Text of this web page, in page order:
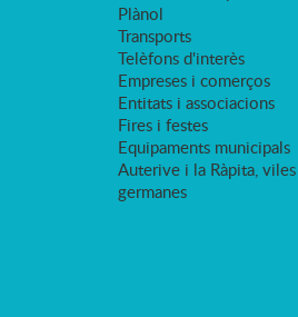
Plànol
Transports
Telèfons d'interès
Empreses i comerços
Entitats i associacions
Fires i festes
Equipaments municipals
Auterive i la Ràpita, viles
germanes